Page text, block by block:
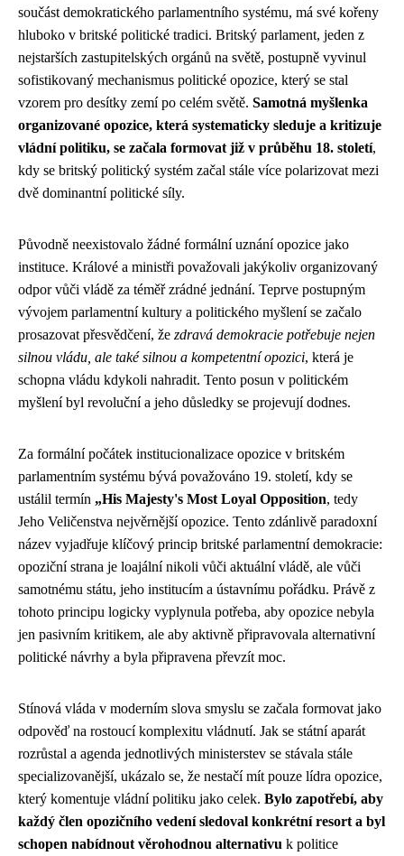
součást demokratického parlamentního systému, má své kořeny
hluboko v britské politické tradici. Britský parlament, jeden z
nejstarších zastupitelských orgánů na světě, postupně vyvinul
sofistikovaný mechanismus politické opozice, který se stal
vzorem pro desítky zemí po celém světě. Samotná myšlenka
organizované opozice, která systematicky sleduje a kritizuje
vládní politiku, se začala formovat již v průběhu 18. století,
kdy se britský politický systém začal stále více polarizovat mezi
dvě dominantní politické síly.
Původně neexistovalo žádné formální uznání opozice jako
instituce. Králové a ministři považovali jakýkoliv organizovaný
odpor vůči vládě za téměř zrádné jednání. Teprve postupným
vývojem parlamentní kultury a politického myšlení se začalo
prosazovat přesvědčení, že zdravá demokracie potřebuje nejen
silnou vládu, ale také silnou a kompetentní opozici, která je
schopna vládu kdykoli nahradit. Tento posun v politickém
myšlení byl revoluční a jeho důsledky se projevují dodnes.
Za formální počátek institucionalizace opozice v britském
parlamentním systému bývá považováno 19. století, kdy se
ustálil termín „His Majesty's Most Loyal Opposition, tedy
Jeho Veličenstva nejvěrnější opozice. Tento zdánlivě paradoxní
název vyjadřuje klíčový princip britské parlamentní demokracie:
opoziční strana je loajální nikoli vůči aktuální vládě, ale vůči
samotnému státu, jeho institucím a ústavnímu pořádku. Právě z
tohoto principu logicky vyplynula potřeba, aby opozice nebyla
jen pasivním kritikem, ale aby aktivně připravovala alternativní
politické návrhy a byla připravena převzít moc.
Stínová vláda v moderním slova smyslu se začala formovat jako
odpověď na rostoucí komplexitu vládnutí. Jak se státní aparát
rozrůstal a agenda jednotlivých ministerstev se stávala stále
specializovanější, ukázalo se, že nestačí mít pouze lídra opozice,
který komentuje vládní politiku jako celek. Bylo zapotřebí, aby
každý člen opozičního vedení sledoval konkrétní resort a byl
schopen nabídnout věrohodnou alternativu k politice